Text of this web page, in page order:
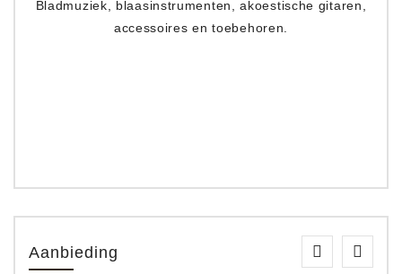
Bladmuziek, blaasinstrumenten, akoestische gitaren,
accessoires en toebehoren.
Aanbieding